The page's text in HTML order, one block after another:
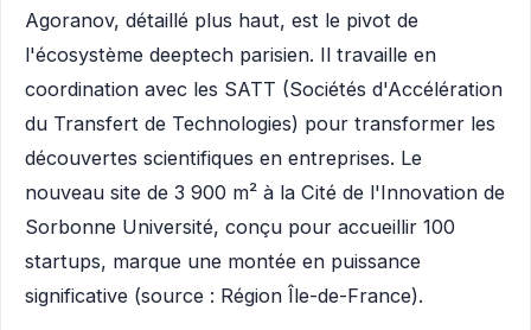
Agoranov, détaillé plus haut, est le pivot de
l'écosystème deeptech parisien. Il travaille en
coordination avec les SATT (Sociétés d'Accélération
du Transfert de Technologies) pour transformer les
découvertes scientifiques en entreprises. Le
nouveau site de 3 900 m² à la Cité de l'Innovation de
Sorbonne Université, conçu pour accueillir 100
startups, marque une montée en puissance
significative (source : Région Île-de-France).